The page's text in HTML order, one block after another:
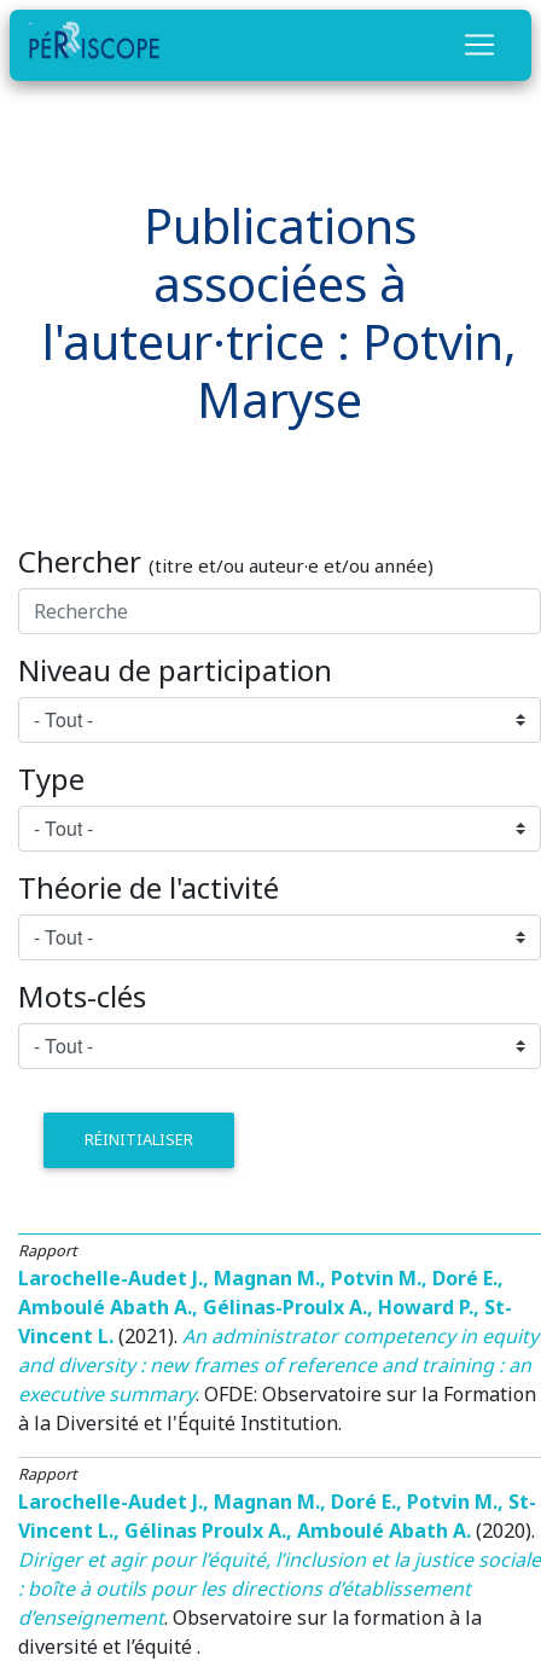
Publications
associées à
l'auteur·trice : Potvin,
Maryse
Chercher (titre et/ou auteur·e et/ou année)
Niveau de participation
Type
Théorie de l'activité
Mots-clés
RÉINITIALISER
Rapport
Larochelle-Audet J., Magnan M., Potvin M., Doré E.,
Amboulé Abath A., Gélinas-Proulx A., Howard P., St-
Vincent L.(2021). An administrator competency in equity
and diversity : new frames of reference and training : an
executive summary. OFDE: Observatoire sur la Formation
à la Diversité et l'Équité Institution.
Rapport
Larochelle-Audet J., Magnan M., Doré E., Potvin M., St-
Vincent L., Gélinas Proulx A., Amboulé Abath A.(2020).
Diriger et agir pour l’équité, l’inclusion et la justice sociale
: boîte à outils pour les directions d’établissement
d’enseignement. Observatoire sur la formation à la
diversité et l’équité.